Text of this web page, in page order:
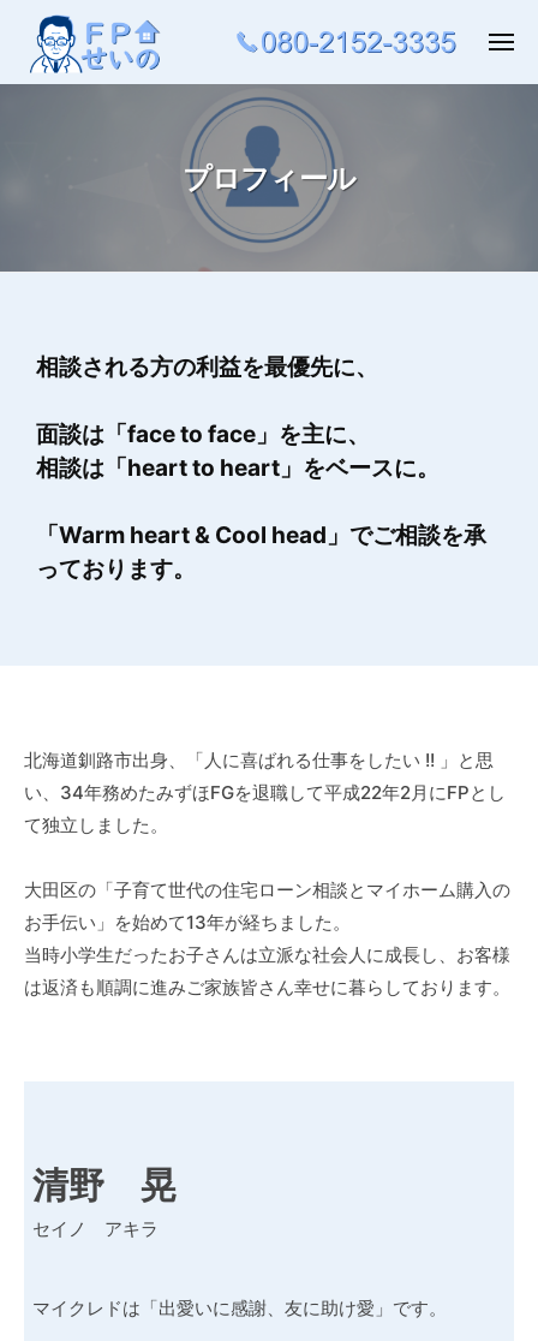
テ
ッ
メ
ュ
プロフィール
フ
ィ
ー
2024
cuore_mizuki
相談される方の利益を最優先に、
面談は「face to face」を主に、
相談は「heart to heart」をベースに。
「Warm heart & Cool head」でご相談を承
っております。
北海道釧路市出身、「人に喜ばれる仕事をしたい !! 」と思
い、34年務めたみずほFGを退職して平成22年2月にFPとし
て独立しました。
大田区の「子育て世代の住宅ローン相談とマイホーム購入の
お手伝い」を始めて13年が経ちました。
当時小学生だったお子さんは立派な社会人に成長し、お客様
は返済も順調に進みご家族皆さん幸せに暮らしております。
清野 晃
セイノ アキラ
マイクレドは「出愛いに感謝、友に助け愛」です。